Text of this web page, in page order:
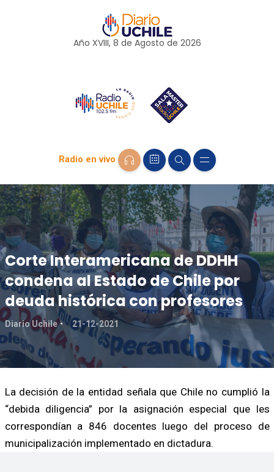
Año XVIII, 8 de Agosto de 2026
Radio en vivo
Corte Interamericana de DDHH
condena al Estado de Chile por
deuda histórica con profesores
Diario Uchile 21-12-2021
La decisión de la entidad señala que Chile no cumplió la
“debida diligencia” por la asignación especial que les
correspondían a 846 docentes luego del proceso de
municipalización implementado en dictadura.